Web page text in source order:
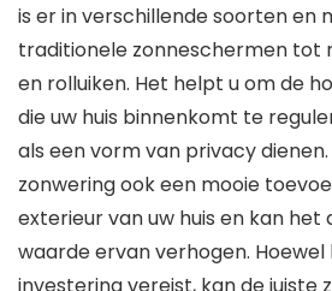
is er in verschillende soorten en
traditionele zonneschermen tot
en rolluiken. Het helpt u om de
die uw huis binnenkomt te
als een vorm van privacy dienen.
zonwering ook een mooie
exterieur van uw huis en kan het
waarde ervan verhogen.
investering vereist, kan de juiste